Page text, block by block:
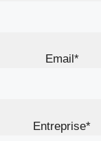
Email*
Entreprise*